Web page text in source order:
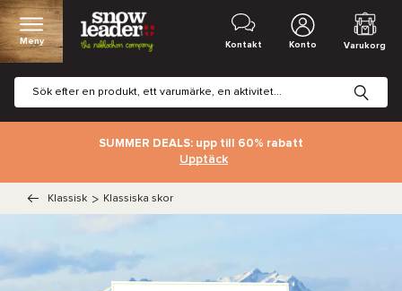
Meny Kontakt Konto Varukorg
SUMMER DEALS: upp till 60% rabatt
Upptäck
Klassisk > Klassiska skor